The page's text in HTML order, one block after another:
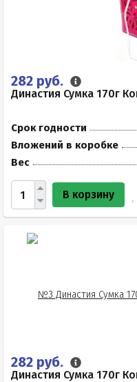
282 руб.
Династия Сумка 170г
Срок годности
Вложений в коробке
Вес
В корзину
282 руб.
Династия Сумка 170г